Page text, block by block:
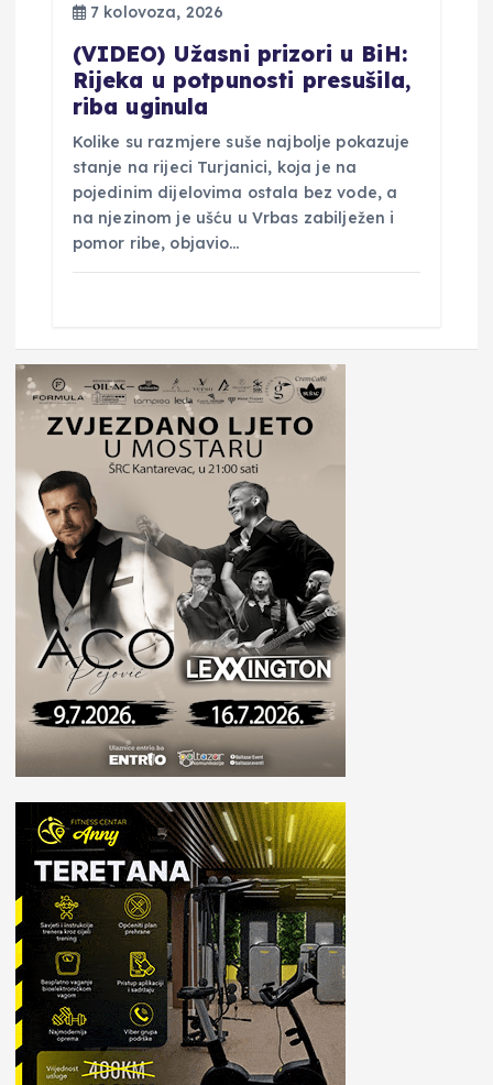
7 kolovoza, 2026
(VIDEO) Užasni prizori u BiH:
Rijeka u potpunosti presušila,
riba uginula
Kolike su razmjere suše najbolje pokazuje
stanje na rijeci Turjanici, koja je na
pojedinim dijelovima ostala bez vode, a
na njezinom je ušću u Vrbas zabilježen i
pomor ribe, objavio…